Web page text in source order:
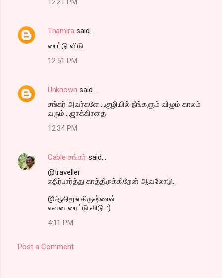
12:21 PM
Thamira said…
ரைட்டு விடு.
12:51 PM
Unknown said…
சங்கர் அவர்களே....குழியில் நீங்களும் விழும் காலம்
வரும்....ஜாக்கிரதை
12:34 PM
Cable சங்கர் said…
@traveller
எதிர்பார்த்து காத்திருக்கிறேன் ஆவலோடு..
@ஆதிமூலகிருஷ்ணன்
என்ன ரைட்டு விடு..:)
4:11 PM
Post a Comment